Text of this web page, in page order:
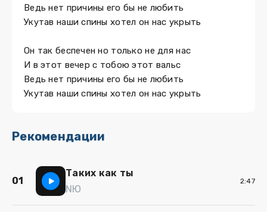
Ведь нет причины его бы не любить
Укутав наши спины хотел он нас укрыть
Он так беспечен но только не для нас
И в этот вечер с тобою этот вальс
Ведь нет причины его бы не любить
Укутав наши спины хотел он нас укрыть
Рекомендации
01
Таких как ты
NЮ
2:47